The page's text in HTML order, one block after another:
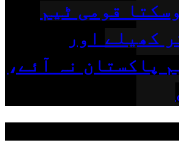
قومی ٹیم
کھیلے اور
پاکستان نہ آئے،